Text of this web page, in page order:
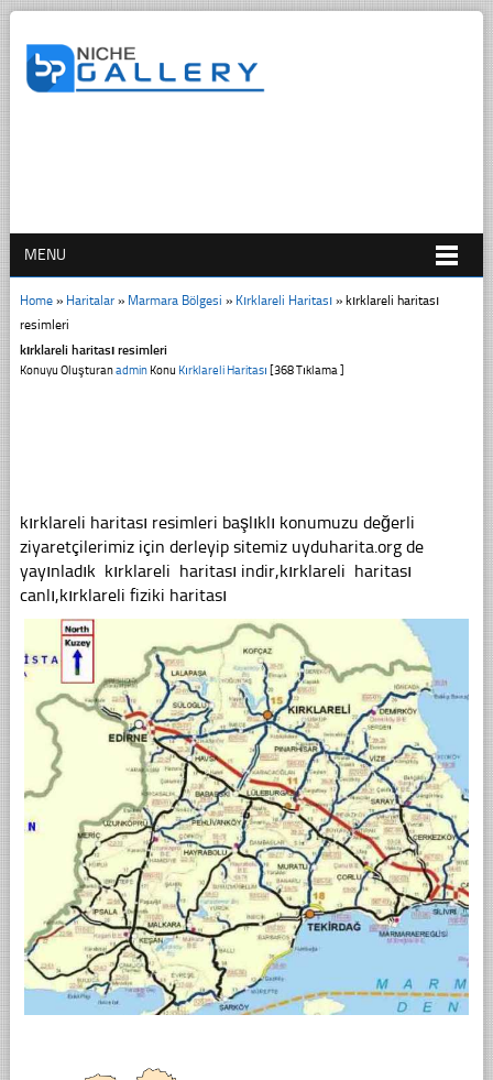
MENU
Home» Haritalar» Marmara Bölgesi » Kırklareli Haritası» kırklareli haritası
resimleri
kırklareli haritası resimleri
Konuyu OluşturanadminKonu Kırklareli Haritası [368 Tıklama ]
kırklareli haritası resimleri başlıklı konumuzu değerli
ziyaretçilerimiz için derleyip sitemiz uyduharita.org de
yayınladık kırklareli haritası indir,kırklareli haritası
canlı,kırklareli fiziki haritası